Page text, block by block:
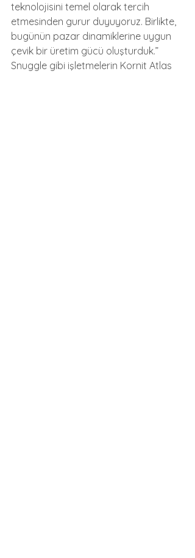
teknolojisini temel olarak tercih
etmesinden gurur duyuyoruz. Birlikte,
bugünün pazar dinamiklerine uygun
çevik bir üretim gücü oluşturduk.”
Snuggle gibi işletmelerin Kornit Atlas